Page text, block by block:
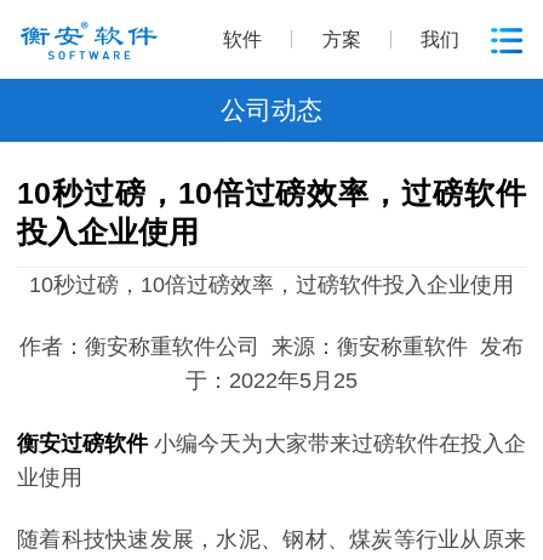
软件 方案 我们
公司动态
10秒过磅，10倍过磅效率，过磅软件
投入企业使用
10秒过磅， 10倍过磅效率，过磅软件投入企业使用
作者：衡安称重软件公司 来源：衡安称重软件 发布
于：2022年5月25
衡安过磅软件 小编今天为大家带来过磅软件在投入企
业使用
随着科技快速发展，水泥、钢材、煤炭等行业从原来